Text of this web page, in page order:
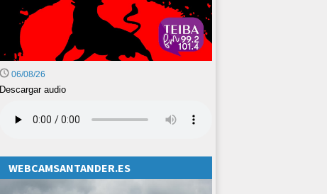
06/08/26
Descargar audio
WEBCAMSANTANDER.ES